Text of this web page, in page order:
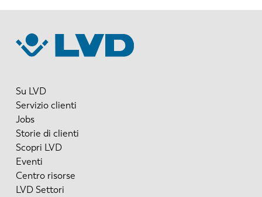
Su LVD
Servizio clienti
Jobs
Storie di clienti
Scopri LVD
Eventi
Centro risorse
LVD Settori